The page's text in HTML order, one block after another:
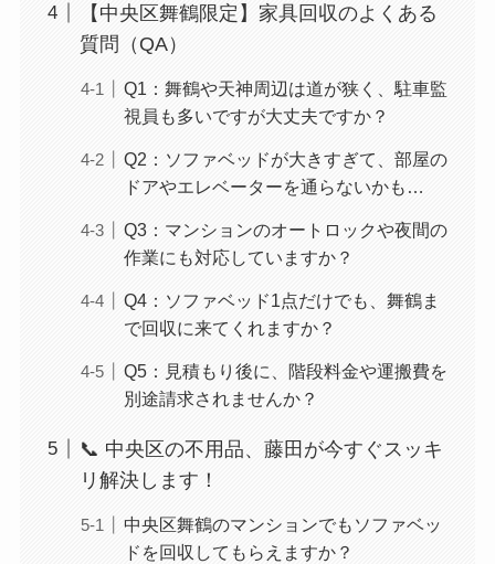
【中央区舞鶴限定】家具回収のよくある
質問（QA）
Q1：舞鶴や天神周辺は道が狭く、駐車監
視員も多いですが大丈夫ですか？
Q2：ソファベッドが大きすぎて、部屋の
ドアやエレベーターを通らないかも…
Q3：マンションのオートロックや夜間の
作業にも対応していますか？
Q4：ソファベッド1点だけでも、舞鶴ま
で回収に来てくれますか？
Q5：見積もり後に、階段料金や運搬費を
別途請求されませんか？
📞 中央区の不用品、藤田が今すぐスッキ
リ解決します！
中央区舞鶴のマンションでもソファベッ
ドを回収してもらえますか？